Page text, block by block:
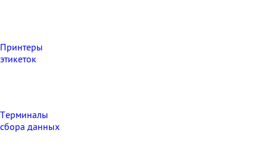
Принтеры
этикеток
Терминалы
сбора данных